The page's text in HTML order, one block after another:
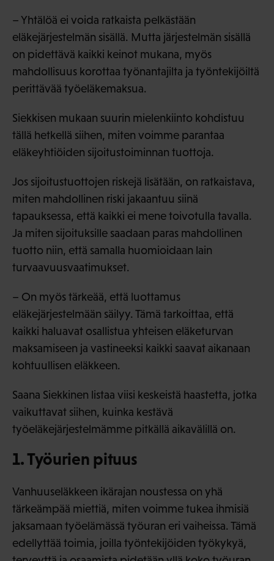
– Yhtälöä ei voida ratkaista pelkästään
eläkejärjestelmän sisällä. Mutta järjestelmän sisällä
on pidettävä kaikki keinot mukana, myös
mahdollisuus korottaa työnantajilta ja työntekijöiltä
perittävää työeläkemaksua.
Siekkisen mukaan suurin mielenkiinto kohdistuu
tällä hetkellä siihen, miten voimme parantaa
eläkeyhtiöiden sijoitustoiminnan tuottoja.
Jos sijoitustuottojen riskejä lisätään, on ratkaistava,
miten mahdollinen riski jakaantuu siinä
tapauksessa, että kaikki ei mene toivotulla tavalla.
Ja miten sijoituksille saadaan paras mahdollinen
tuotto niin, että samalla huomioidaan lain
turvaavuusvaatimukset.
– On myös tärkeää, että luottamus
eläkejärjestelmään säilyy. Tämä tarkoittaa, että
kaikki haluavat osallistua yhteisen eläketurvan
maksamiseen ja vastineeksi kaikki saavat aikanaan
kohtuullisen eläkkeen.
Saana Siekkinen listaa viisi keskeistä haastetta, jotka
vaikuttavat siihen, kuinka kestävä
työeläkejärjestelmämme pitkällä aikavälillä on.
1. Työurien pituus
Vanhuuseläkkeen ikärajan noustessa on yhä
tärkeämpää miettiä, miten voimme tukea ihmisiä
jaksamaan työelämässä työuran eri vaiheissa. Tämä
edellyttää toimia, joilla työntekijöiden työkykyä,